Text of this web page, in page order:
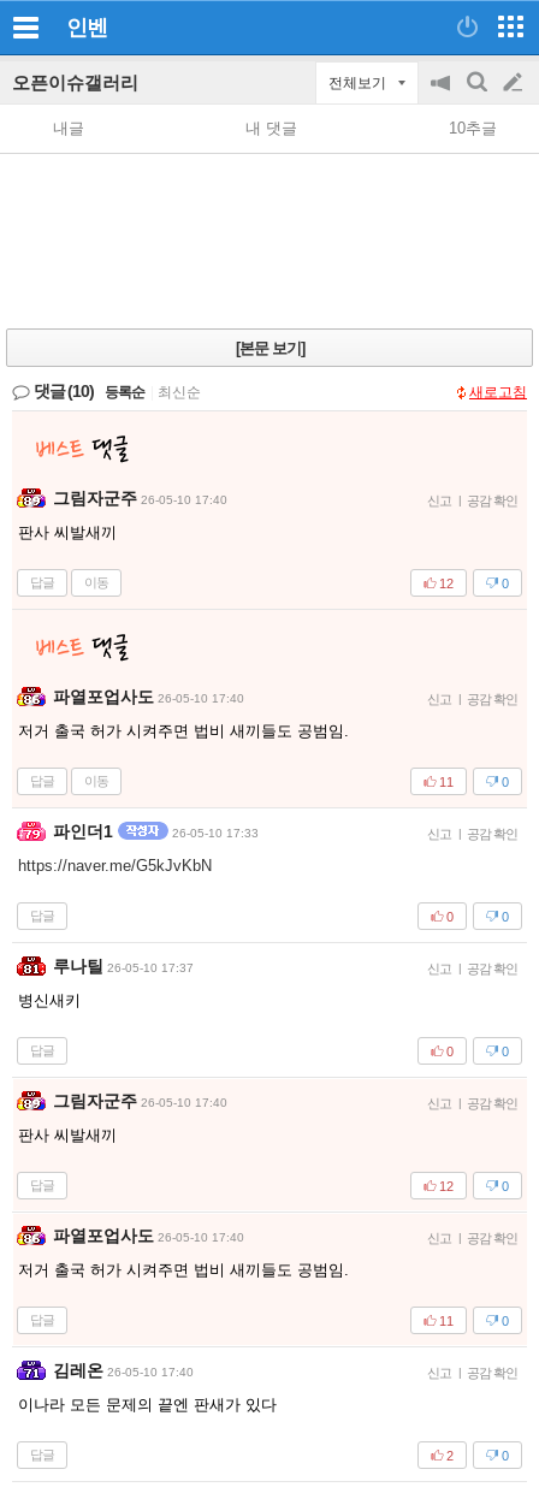
인벤
오픈이슈갤러리 전체보기
공
지
on/off
검
색
글
쓰
내글 내 댓글 10추글
[본문 보기]
댓글(10) 등록순 최신순 새로고침
그림자군주 26-05-10 17:40 신고 | 공감 확인
판사 씨발새끼
답글 이동 0
12
파열포업사도 26-05-10 17:40 신고 | 공감 확인
저거 출국 허가 시켜주면 법비 새끼들도 공범임.
답글 이동 0
11
파인더1 26-05-10 17:33 신고 | 공감 확인
https://naver.me/G5kJvKbN
답글 0
0
루나틸 26-05-10 17:37 신고 | 공감 확인
병신새키
답글 0
0
그림자군주 26-05-10 17:40 신고 | 공감 확인
판사 씨발새끼
답글 0
12
파열포업사도 26-05-10 17:40 신고 | 공감 확인
저거 출국 허가 시켜주면 법비 새끼들도 공범임.
답글 0
11
김레온 26-05-10 17:40 신고 | 공감 확인
이나라 모든 문제의 끝엔 판새가 있다
답글 0
2